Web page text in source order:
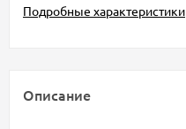
Подробные характеристики
Описание